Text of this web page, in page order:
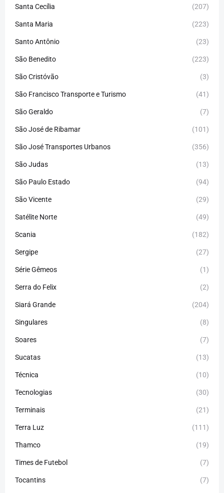
Santa Cecília (207)
Santa Maria (223)
Santo Antônio (23)
São Benedito (223)
São Cristóvão (3)
São Francisco Transporte e Turismo (41)
São Geraldo (7)
São José de Ribamar (101)
São José Transportes Urbanos (356)
São Judas (13)
São Paulo Estado (94)
São Vicente (29)
Satélite Norte (49)
Scania (182)
Sergipe (27)
Série Gêmeos (1)
Serra do Felix (2)
Siará Grande (204)
Singulares (8)
Soares (7)
Sucatas (13)
Técnica (10)
Tecnologias (30)
Terminais (21)
Terra Luz (111)
Thamco (19)
Times de Futebol (7)
Tocantins (7)